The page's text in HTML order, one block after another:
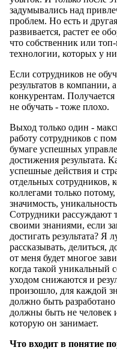
задумывались над
проблем. Но есть и
развивается, растет ее
что собственник или
технологии, которых у
Если сотрудников не
результатов в компании,
конкурентам.
не обучать - тоже плохо.
Выход только один -
работу сотрудников с
бумаге успешных
достижения результата.
успешные действия и
отдельных сотрудников,
коллегами только
значимость,
Сотрудники рассуждают
своими знаниями, если
достигать результата?
рассказывать, делиться,
от меня будет многое
когда такой уникальный
уходом снижаются и
произошло, для каждой
должно быть
должны быть не человек
которую он занимает.
Что входит в понятие